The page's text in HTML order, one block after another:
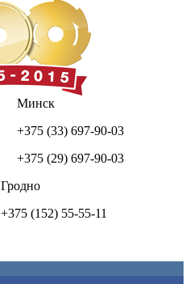
Минск
+375 (33) 697-90-03
+375 (29) 697-90-03
Гродно
+375 (152) 55-55-11